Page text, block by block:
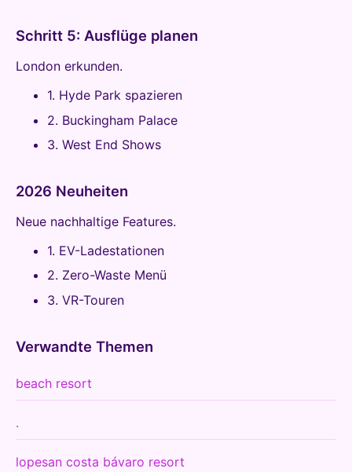
Schritt 5: Ausflüge planen
London erkunden.
1. Hyde Park spazieren
2. Buckingham Palace
3. West End Shows
2026 Neuheiten
Neue nachhaltige Features.
1. EV-Ladestationen
2. Zero-Waste Menü
3. VR-Touren
Verwandte Themen
beach resort
.
lopesan costa bávaro resort